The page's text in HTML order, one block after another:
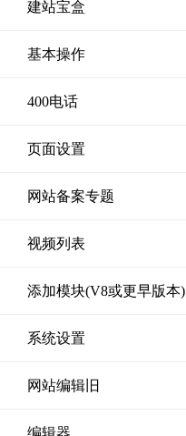
建站宝盒
基本操作
400电话
页面设置
网站备案专题
视频列表
添加模块(V8或更早版本)
系统设置
网站编辑旧
编辑器